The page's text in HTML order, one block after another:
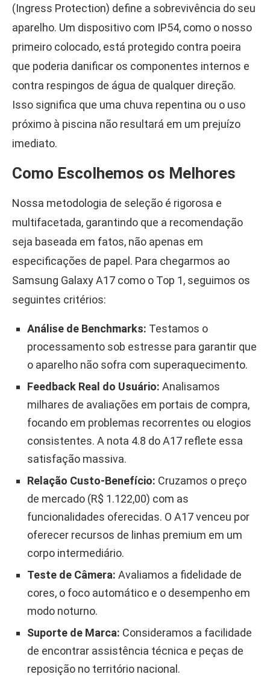
(Ingress Protection) define a sobrevivência do seu
aparelho. Um dispositivo com IP54, como o nosso
primeiro colocado, está protegido contra poeira
que poderia danificar os componentes internos e
contra respingos de água de qualquer direção.
Isso significa que uma chuva repentina ou o uso
próximo à piscina não resultará em um prejuízo
imediato.
Como Escolhemos os Melhores
Nossa metodologia de seleção é rigorosa e
multifacetada, garantindo que a recomendação
seja baseada em fatos, não apenas em
especificações de papel. Para chegarmos ao
Samsung Galaxy A17 como o Top 1, seguimos os
seguintes critérios:
Análise de Benchmarks: Testamos o
processamento sob estresse para garantir que
o aparelho não sofra com superaquecimento.
Feedback Real do Usuário: Analisamos
milhares de avaliações em portais de compra,
focando em problemas recorrentes ou elogios
consistentes. A nota 4.8 do A17 reflete essa
satisfação massiva.
Relação Custo-Benefício: Cruzamos o preço
de mercado (R$ 1.122,00) com as
funcionalidades oferecidas. O A17 venceu por
oferecer recursos de linhas premium em um
corpo intermediário.
Teste de Câmera: Avaliamos a fidelidade de
cores, o foco automático e o desempenho em
modo noturno.
Suporte de Marca: Consideramos a facilidade
de encontrar assistência técnica e peças de
reposição no território nacional.